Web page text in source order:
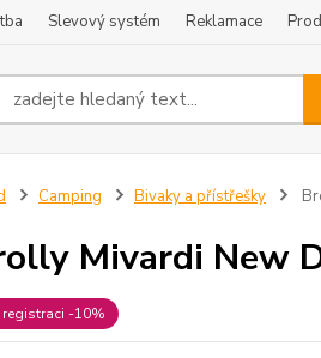
Slevový systém Reklamace
Camping Bivaky a přístřešky
Mivardi New
registraci -10%